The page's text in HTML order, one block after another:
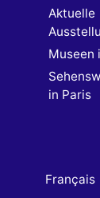
Aktuelle
Museen
in Paris
Français